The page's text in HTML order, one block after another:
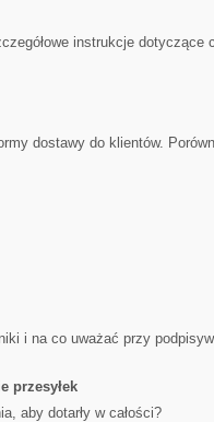
instrukcje dotyczące
dostawy do klientów.
i na co uważać przy
przesyłek
aby dotarły w całości?